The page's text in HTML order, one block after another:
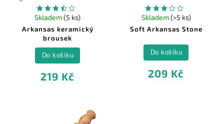
Arkansas keramický
brousek
Skladem(5 ks)
219 Kč
Do košíku
Soft Arkansas Stone
Skladem(>5 ks)
209 Kč
Do košíku